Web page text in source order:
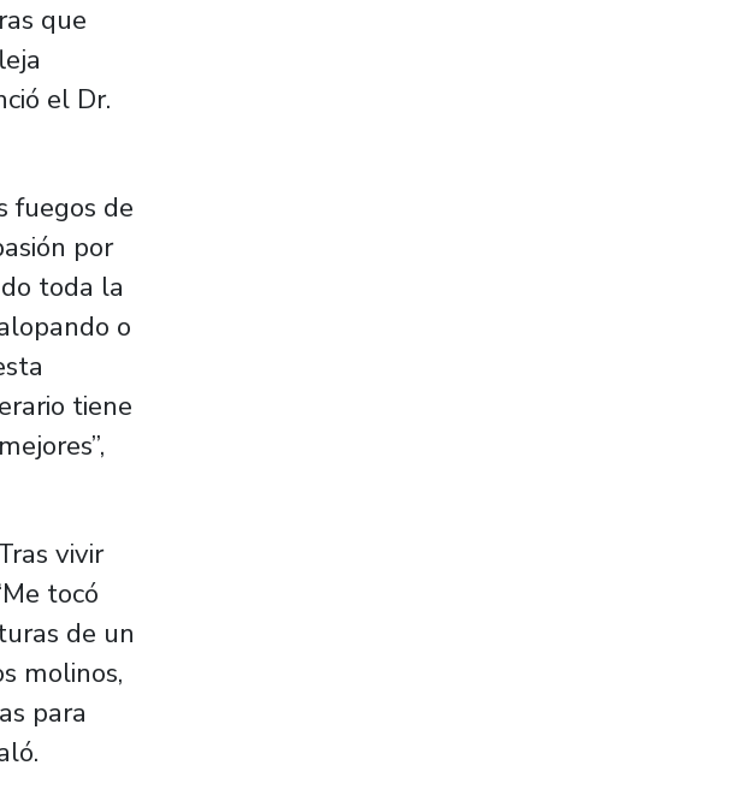
que
el Dr.
fuegos de
por
toda la
o
tiene
vivir
tocó
de un
molinos,
para